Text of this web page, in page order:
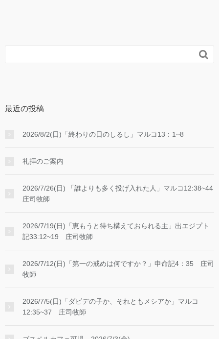

最近の投稿
2026/8/2(日)「終わりの日のしるし」マルコ13：1~8
礼拝のご案内
2026/7/26(日) 「誰よりも多く投げ入れた人」マルコ12:38~44
庄司牧師
2026/7/19(日)「恵もうと待ち構えておられる主」出エジプト
記33:12~19 庄司牧師
2026/7/12(日)「第一の戒めは何ですか？」申命記4：35 庄司
牧師
2026/7/5(日)「ダビデの子か、それともメシアか」マルコ
12:35~37 庄司牧師